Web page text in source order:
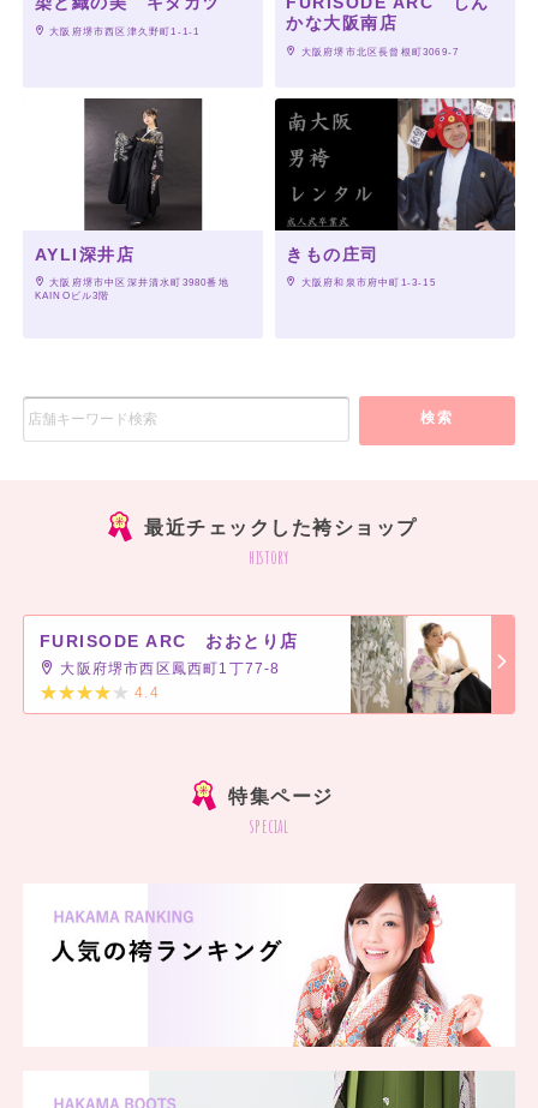
大阪府堺市西区津久野町1-1-1
かな大阪南店
大阪府堺市北区長曾根町3069-7
AYLI深井店
大阪府堺市中区深井清水町3980番地
KAINOビル3階
きもの庄司
大阪府和泉市府中町1-3-15
検索
最近チェックした袴ショップ
history
FURISODE ARC おおとり店
大阪府堺市西区鳳西町1丁77-8
4.4
特集ページ
special